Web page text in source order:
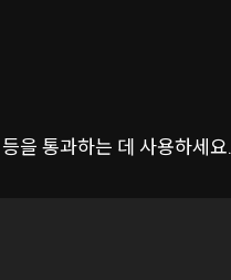
을 통과하는 데 사용하세요.